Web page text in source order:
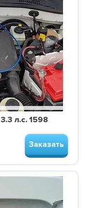
л.с. 1598
Заказать